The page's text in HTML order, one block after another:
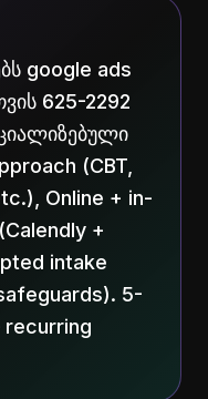
google ads
625-2292
(CBT,
Online + in-
+
intake
5-